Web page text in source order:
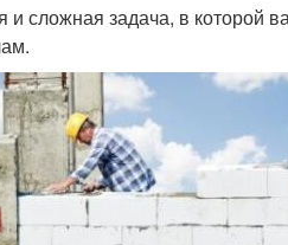
сложная задача, в которой